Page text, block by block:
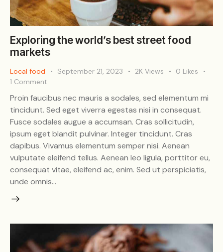
Exploring the world’s best street food
markets
Local food September 21, 2023 2K Views 0 Likes
1 Comment
Proin faucibus nec mauris a sodales, sed elementum mi
tincidunt. Sed eget viverra egestas nisi in consequat.
Fusce sodales augue a accumsan. Cras sollicitudin,
ipsum eget blandit pulvinar. Integer tincidunt. Cras
dapibus. Vivamus elementum semper nisi. Aenean
vulputate eleifend tellus. Aenean leo ligula, porttitor eu,
consequat vitae, eleifend ac, enim. Sed ut perspiciatis,
unde omnis…